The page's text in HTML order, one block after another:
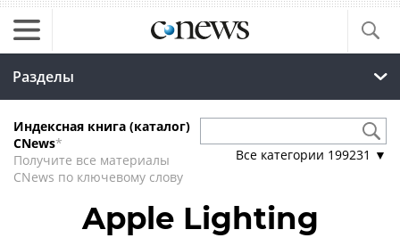
Разделы
Индексная книга (каталог)
CNews*
Получите все материалы
CNews по ключевому слову
Все категории 199231 ▼
Apple Lighting